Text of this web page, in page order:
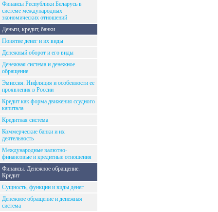
Финансы Республики Беларусь в
системе международных
экономических отношений
Деньги, кредит, банки
Понятие денег и их виды
Денежный оборот и его виды
Денежная система и денежное
обращение
Эмиссия. Инфляция и особенности ее
проявления в России
Кредит как форма движения ссудного
капитала
Кредитная система
Коммерческие банки и их
деятельность
Международные валютно-
финансовые и кредитные отношения
Финансы. Денежное обращение.
Кредит
Сущность, функции и виды денег
Денежное обращение и денежная
система